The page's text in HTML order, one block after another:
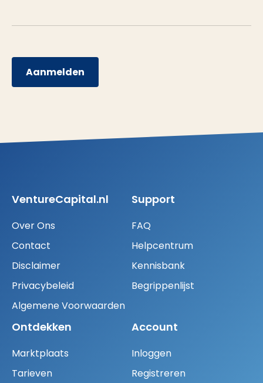
Aanmelden
VentureCapital.nl
Over Ons
Contact
Disclaimer
Privacybeleid
Algemene Voorwaarden
Support
FAQ
Helpcentrum
Kennisbank
Begrippenlijst
Ontdekken
Marktplaats
Tarieven
Account
Inloggen
Registreren